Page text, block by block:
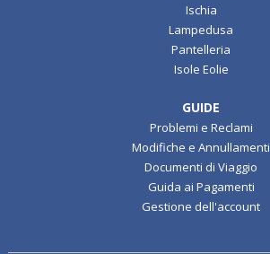
Ischia
Lampedusa
Pantelleria
Isole Eolie
GUIDE
Problemi e Reclami
Modifiche e Annullamenti
Documenti di Viaggio
Guida ai Pagamenti
Gestione dell'account